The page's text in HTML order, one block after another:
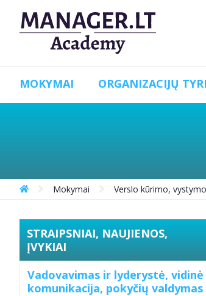
MOKYMAI ORGANIZACIJŲ
Mokymai Verslo kūrimo,
STRAIPSNIAI, NAUJIENOS,
ĮVYKIAI
Vadovavimas ir lyderystė, vidinė
komunikacija, pokyčių valdymas